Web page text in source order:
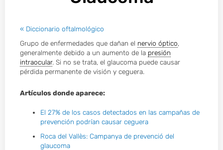
« Diccionario oftalmológico
Grupo de enfermedades que dañan el nervio óptico,
generalmente debido a un aumento de la presión
intraocular. Si no se trata, el glaucoma puede causar
pérdida permanente de visión y ceguera.
Artículos donde aparece:
El 27% de los casos detectados en las campañas de
prevención podrían causar ceguera
Roca del Vallès: Campanya de prevenció del
glaucoma